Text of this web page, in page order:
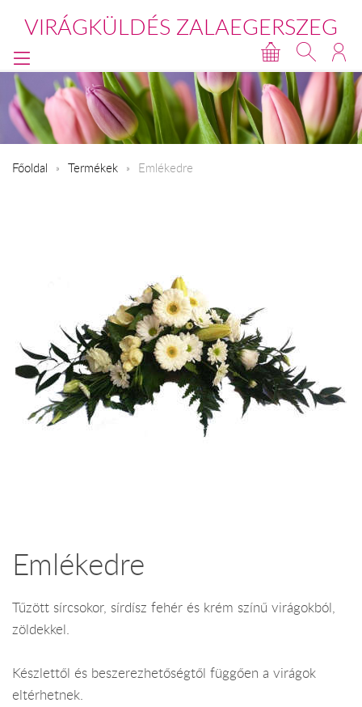
VIRÁGKÜLDÉS ZALAEGERSZEG
Főoldal Termékek Emlékedre
Emlékedre
Tűzött sírcsokor, sírdísz fehér és krém színű virágokból,
zöldekkel.
Készlettől és beszerezhetőségtől függően a virágok
eltérhetnek.